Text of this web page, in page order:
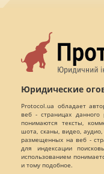
Юридические
Protocol.ua обладает
веб - страницах
понимаются тексты,
шота, сканы, видео,
размещенных на веб -
для индексации
использованием
и тому подобное.